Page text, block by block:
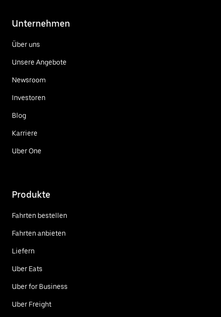
Unternehmen
Über uns
Unsere Angebote
Newsroom
Investoren
Blog
Karriere
Uber One
Produkte
Fahrten bestellen
Fahrten anbieten
Liefern
Uber Eats
Uber for Business
Uber Freight